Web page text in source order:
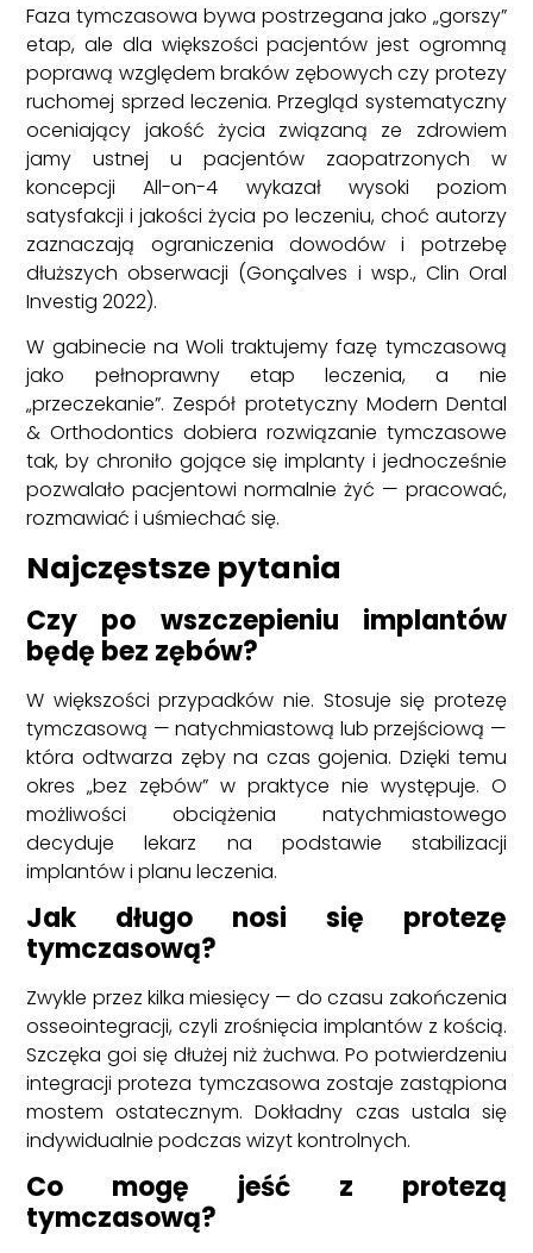
Faza tymczasowa bywa postrzegana jako „gorszy”
etap, ale dla większości pacjentów jest ogromną
poprawą względem braków zębowych czy protezy
ruchomej sprzed leczenia. Przegląd systematyczny
oceniający jakość życia związaną ze zdrowiem
jamy ustnej u pacjentów zaopatrzonych w
koncepcji All-on-4 wykazał wysoki poziom
satysfakcji i jakości życia po leczeniu, choć autorzy
zaznaczają ograniczenia dowodów i potrzebę
dłuższych obserwacji (Gonçalves i wsp., Clin Oral
Investig 2022).
W gabinecie na Woli traktujemy fazę tymczasową
jako pełnoprawny etap leczenia, a nie
„przeczekanie”. Zespół protetyczny Modern Dental
& Orthodontics dobiera rozwiązanie tymczasowe
tak, by chroniło gojące się implanty i jednocześnie
pozwalało pacjentowi normalnie żyć — pracować,
rozmawiać i uśmiechać się.
Najczęstsze pytania
Czy po wszczepieniu implantów
będę bez zębów?
W większości przypadków nie. Stosuje się protezę
tymczasową — natychmiastową lub przejściową —
która odtwarza zęby na czas gojenia. Dzięki temu
okres „bez zębów” w praktyce nie występuje. O
możliwości obciążenia natychmiastowego
decyduje lekarz na podstawie stabilizacji
implantów i planu leczenia.
Jak długo nosi się protezę
tymczasową?
Zwykle przez kilka miesięcy — do czasu zakończenia
osseointegracji, czyli zrośnięcia implantów z kością.
Szczęka goi się dłużej niż żuchwa. Po potwierdzeniu
integracji proteza tymczasowa zostaje zastąpiona
mostem ostatecznym. Dokładny czas ustala się
indywidualnie podczas wizyt kontrolnych.
Co mogę jeść z protezą
tymczasową?